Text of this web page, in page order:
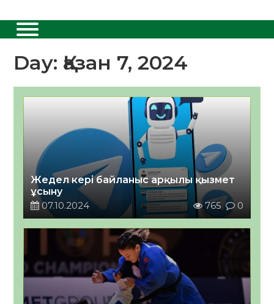
Day: Қазан 7, 2024
Жедел кері байланыс арқылы қызмет
ұсыну
07.10.2024
765 0